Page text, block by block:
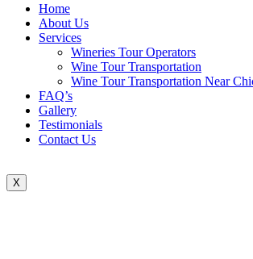
Home
About Us
Services
Wineries Tour Operators
Wine Tour Transportation
Wine Tour Transportation Near
FAQ’s
Gallery
Testimonials
Contact Us
X